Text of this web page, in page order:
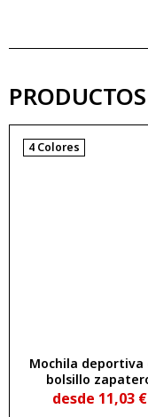
4 Colores
Mochila deportiva
bolsillo
COLUMBA
desde 11,03 €